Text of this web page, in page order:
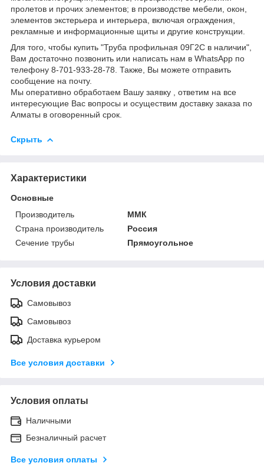
пролетов и прочих элементов; в производстве мебели, окон,
элементов экстерьера и интерьера, включая ограждения,
рекламные и информационные щиты и другие конструкции.
Для того, чтобы купить "Труба профильная 09Г2С в наличии",
Вам достаточно позвонить или написать нам в WhatsApp по
телефону 8-701-933-28-78. Также, Вы можете отправить
сообщение на почту.
Мы оперативно обработаем Вашу заявку , ответим на все
интересующие Вас вопросы и осуществим доставку заказа по
Алматы в оговоренный срок.
Скрыть
Характеристики
Основные
Производитель
ММК
Страна производитель
Россия
Сечение трубы
Прямоугольное
Условия доставки
Самовывоз
Самовывоз
Доставка курьером
Все условия доставки
Условия оплаты
Наличными
Безналичный расчет
Все условия оплаты